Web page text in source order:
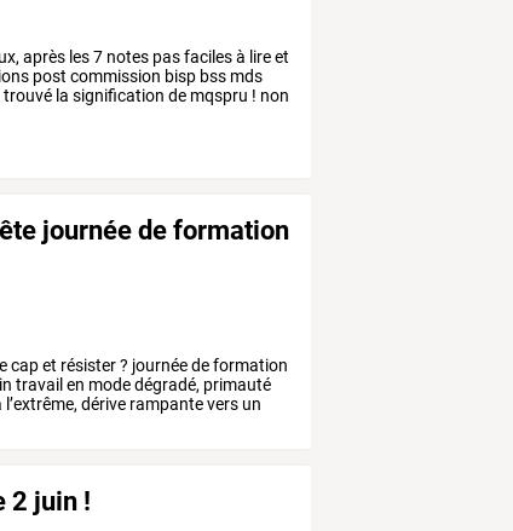
après les7 notes pasfacilesà lireet
post commission bisp bss mds
trouvé la signification de mqspru ! non
journée de formation
lecapet résister? journéedeformation
travail en modedégradé, primauté
l’extrême, dérive rampantevers un
2 juin !